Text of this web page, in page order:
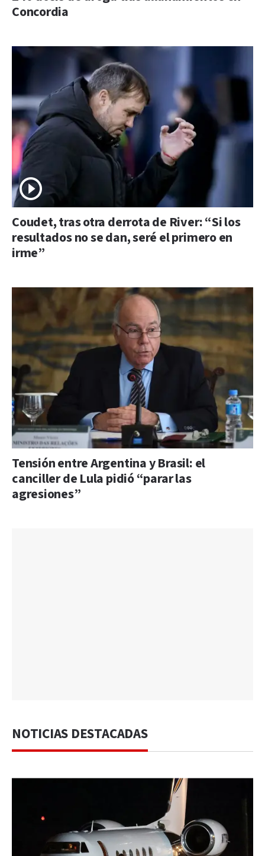
Concordia
Coudet, tras otra derrota de River: “Si los
resultados no se dan, seré el primero en
irme”
Tensión entre Argentina y Brasil: el
canciller de Lula pidió “parar las
agresiones”
NOTICIAS DESTACADAS